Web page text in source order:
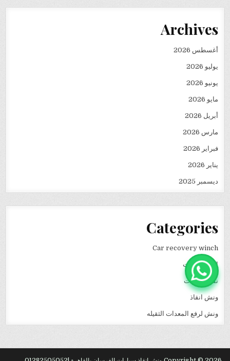
Archives
أغسطس 2026
يوليو 2026
يونيو 2026
مايو 2026
أبريل 2026
مارس 2026
فبراير 2026
يناير 2026
ديسمبر 2025
Categories
Car recovery winch
انقاذ سيارات
نقل كرفانات
ونش انقاذ
ونش لرفع المعدات الثقيله